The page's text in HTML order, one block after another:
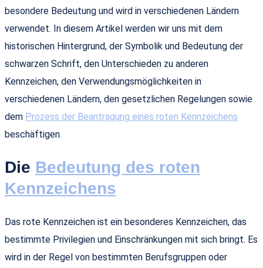
besondere Bedeutung und wird in verschiedenen Ländern
verwendet. In diesem Artikel werden wir uns mit dem
historischen Hintergrund, der Symbolik und Bedeutung der
schwarzen Schrift, den Unterschieden zu anderen
Kennzeichen, den Verwendungsmöglichkeiten in
verschiedenen Ländern, den gesetzlichen Regelungen sowie
dem Prozess der Beantragung eines roten Kennzeichens
beschäftigen.
Die Bedeutung des roten
Kennzeichens
Das rote Kennzeichen ist ein besonderes Kennzeichen, das
bestimmte Privilegien und Einschränkungen mit sich bringt. Es
wird in der Regel von bestimmten Berufsgruppen oder